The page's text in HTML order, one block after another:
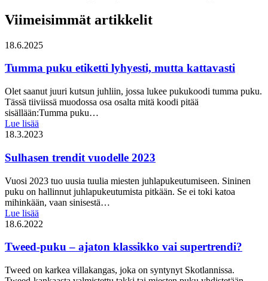
Viimeisimmät artikkelit
18.6.2025
Tumma puku etiketti lyhyesti, mutta kattavasti
Olet saanut juuri kutsun juhliin, jossa lukee pukukoodi tumma puku.
Tässä tiiviissä muodossa osa osalta mitä koodi pitää
sisällään:Tumma puku…
Lue lisää
18.3.2023
Sulhasen trendit vuodelle 2023
Vuosi 2023 tuo uusia tuulia miesten juhlapukeutumiseen. Sininen
puku on hallinnut juhlapukeutumista pitkään. Se ei toki katoa
mihinkään, vaan sinisestä…
Lue lisää
18.6.2022
Tweed-puku – ajaton klassikko vai supertrendi?
Tweed on karkea villakangas, joka on syntynyt Skotlannissa.